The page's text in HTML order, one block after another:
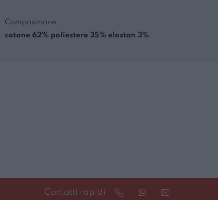
Composizione
cotone 62% poliestere 35% elastan 3%
Contatti rapidi